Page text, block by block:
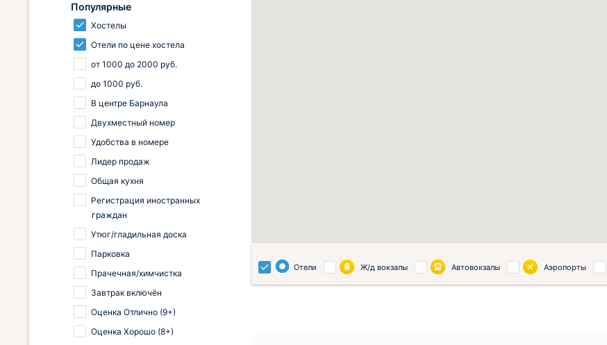
Отели Ж/д вокзалы Автовокзалы Аэропорты
Популярные
Хостелы
Отели по цене хостела
от 1000 до 2000 руб.
до 1000 руб.
В центре Барнаула
Двухместный номер
Удобства в номере
Лидер продаж
Общая кухня
Регистрация иностранных
граждан
Утюг/гладильная доска
Парковка
Прачечная/химчистка
Завтрак включён
Оценка Отлично (9+)
Оценка Хорошо (8+)